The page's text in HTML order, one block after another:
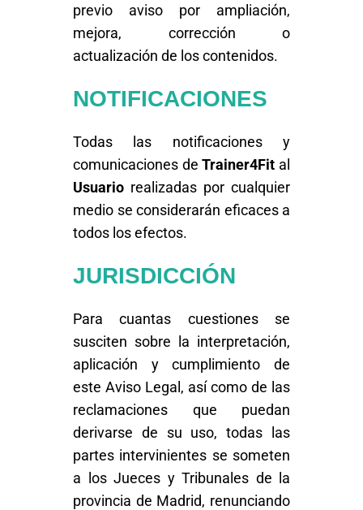
previo aviso por ampliación,
mejora, corrección o
actualización de los contenidos.
NOTIFICACIONES
Todas las notificaciones y
comunicaciones deTrainer4Fit al
Usuario realizadas por cualquier
medio se considerarán eficaces a
todos los efectos.
JURISDICCIÓN
Para cuantas cuestiones se
susciten sobre la interpretación,
aplicación y cumplimiento de
este Aviso Legal, así como de las
reclamaciones que puedan
derivarse de su uso, todas las
partes intervinientes se someten
a los Jueces y Tribunales de la
provincia de Madrid, renunciando